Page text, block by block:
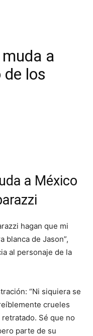
a
los
a México
hagan que mi
blanca de Jason”,
al personaje de la
“Ni siquiera se
crueles
Sé que no
parte de su